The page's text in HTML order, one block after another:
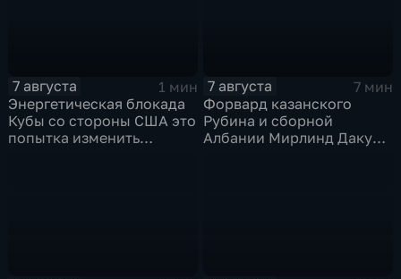
7 августа
1 мин
Энергетическая блокада
Кубы со стороны США это
попытка изменить
7 августа
7 мин
Форвард казанского
Рубина и сборной
Албании Мирлинд Даку